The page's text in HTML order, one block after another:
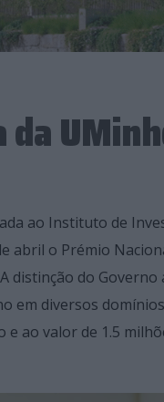
ao Instituto de
abril o Prémio
distinção do
em diversos
ao valor de 1.5